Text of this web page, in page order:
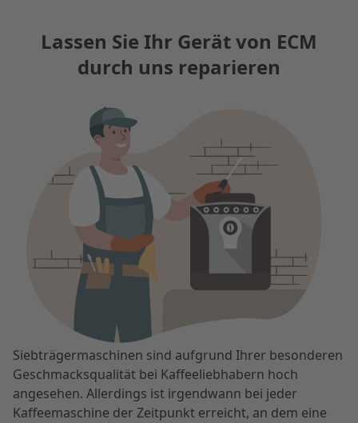
Lassen Sie Ihr Gerät von ECM
durch uns reparieren
Siebträgermaschinen sind aufgrund Ihrer besonderen
Geschmacksqualität bei Kaffeeliebhabern hoch
angesehen. Allerdings ist irgendwann bei jeder
Kaffeemaschine der Zeitpunkt erreicht, an dem eine